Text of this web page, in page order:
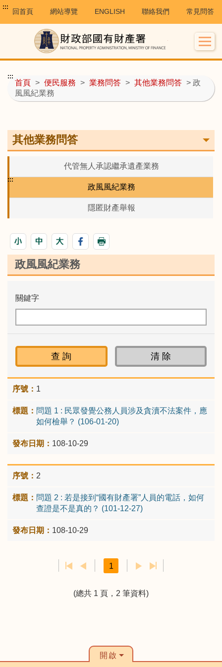
:::
回首頁 網站導覽 ENGLISH 聯絡我們 常見問答
首頁 > 便民服務 > 業務問答 > 其他業務問答 > 政
風風紀業務
:::
其他業務問答
代管無人承認繼承遺產業務
政風風紀業務
隱匿財產舉報
:::
政風風紀業務
關鍵字
1
問題 1 : 民眾發覺公務人員涉及貪瀆不法案件，應
如何檢舉？ (106-01-20)
108-10-29
2
問題 2 : 若是接到“國有財產署”人員的電話，如何
查證是不是真的？ (101-12-27)
108-10-29
1
(總共 1 頁，2 筆資料)
開啟